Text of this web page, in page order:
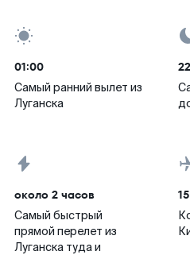
01:00
Самый ранний вылет из
Луганска
около 2 часов
Самый быстрый
прямой перелет из
Луганска туда и
15